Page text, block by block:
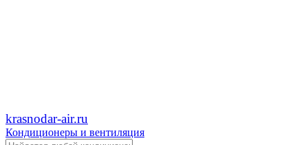
krasnodar-air.ru
Кондиционеры и вентиляция